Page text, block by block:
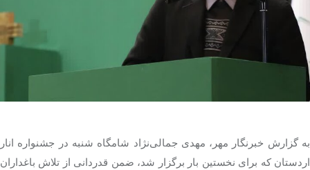
تک کده
خرید موتور ایمپلنت
به گزارش خبرنگار مهر، مهدی جمالی‌نژاد شامگاه شنبه در جشنواره انار
اردستان که برای نخستین بار برگزار شد، ضمن قدردانی از تلاش باغداران